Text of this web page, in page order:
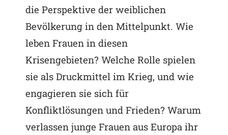
die Perspektive der weiblichen
Bevölkerung in den Mittelpunkt. Wie
leben Frauen in diesen
Krisengebieten? Welche Rolle spielen
sie als Druckmittel im Krieg, und wie
engagieren sie sich für
Konfliktlösungen und Frieden? Warum
verlassen junge Frauen aus Europa ihr